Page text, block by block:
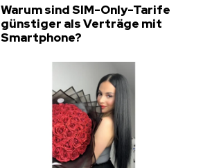
Warum sind SIM-Only-Tarife
günstiger als Verträge mit
Smartphone?